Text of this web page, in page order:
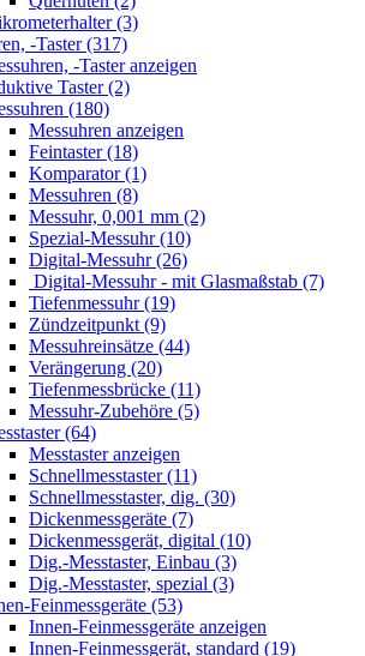
(3)
-Taster (317)
-Taster anzeigen
Taster (2)
(180)
Messuhren anzeigen
Feintaster (18)
Komparator (1)
Messuhren (8)
Messuhr, 0,001 mm (2)
Spezial-Messuhr (10)
Digital-Messuhr (26)
Digital-Messuhr - mit Glasmaßstab (7)
Tiefenmessuhr (19)
Zündzeitpunkt (9)
Messuhreinsätze (44)
Verängerung (20)
Tiefenmessbrücke (11)
Messuhr-Zubehöre (5)
(64)
Messtaster anzeigen
Schnellmesstaster (11)
Schnellmesstaster, dig. (30)
Dickenmessgeräte (7)
Dickenmessgerät, digital (10)
Dig.-Messtaster, Einbau (3)
Dig.-Messtaster, spezial (3)
Feinmessgeräte (53)
Innen-Feinmessgeräte anzeigen
Innen-Feinmessgerät, standard (19)